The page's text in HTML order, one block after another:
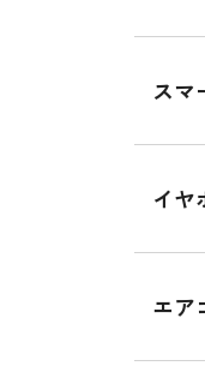
スマ
イヤ
エア